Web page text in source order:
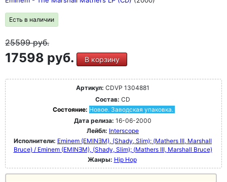
Есть в наличии
25599руб.
17598 руб. В корзину
Артикул: CDVP 1304881
Состав: CD
Состояние: Новое. Заводская упаковка.
Дата релиза: 16-06-2000
Лейбл: Interscope
Исполнители: Eminem (EMINƎM), (Shady, Slim); (Mathers III, Marshall
Bruce) / Eminem (EMINƎM), (Shady, Slim); (Mathers III, Marshall Bruce)
Жанры: Hip Hop